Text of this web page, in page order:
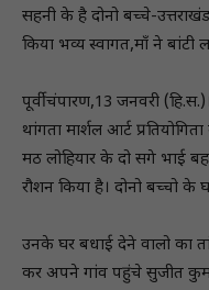
सहनी के है दोनो बच्चे-
किया भव्य स्वागत,माँ ने बांटी
पूर्वी चंपारण,13 जनवरी
थांगता मार्शल आर्ट
मठ लोहियार के दो सगे भाई
रौशन किया है। दोनो बच्चो के
उनके घर बधाई देने वालो का
कर अपने गांव पहुंचे सुजीत